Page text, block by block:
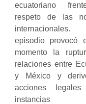
ecuatoriano
respeto de las
internacionales.
episodio provocó
momento la
relaciones entre
y México y
acciones legales
instancias